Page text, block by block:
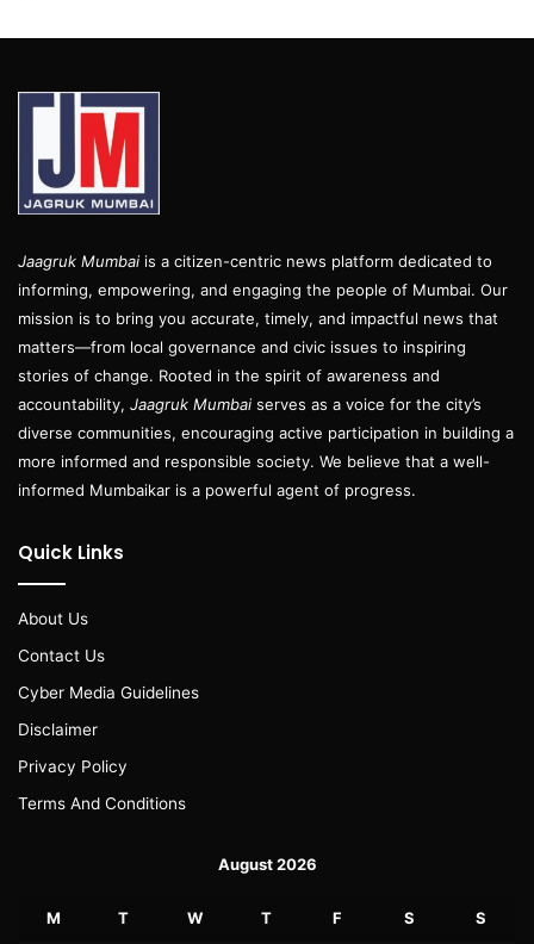
Jaagruk Mumbai is a citizen-centric news platform dedicated to
informing, empowering, and engaging the people of Mumbai. Our
mission is to bring you accurate, timely, and impactful news that
matters—from local governance and civic issues to inspiring
stories of change. Rooted in the spirit of awareness and
accountability, Jaagruk Mumbai serves as a voice for the city’s
diverse communities, encouraging active participation in building a
more informed and responsible society. We believe that a well-
informed Mumbaikar is a powerful agent of progress.
Quick Links
About Us
Contact Us
Cyber Media Guidelines
Disclaimer
Privacy Policy
Terms And Conditions
August 2026
M T W T F S S